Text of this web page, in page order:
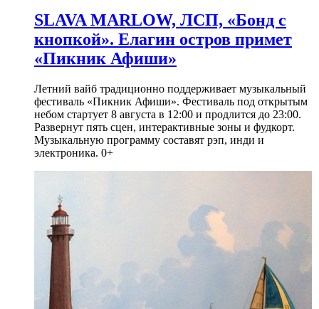
SLAVA MARLOW, ЛСП, «Бонд с
кнопкой». Елагин остров примет
«Пикник Афиши»
Летний вайб традиционно поддерживает музыкальный
фестиваль «Пикник Афиши». Фестиваль под открытым
небом стартует 8 августа в 12:00 и продлится до 23:00.
Развернут пять сцен, интерактивные зоны и фудкорт.
Музыкальную программу составят рэп, инди и
электроника. 0+